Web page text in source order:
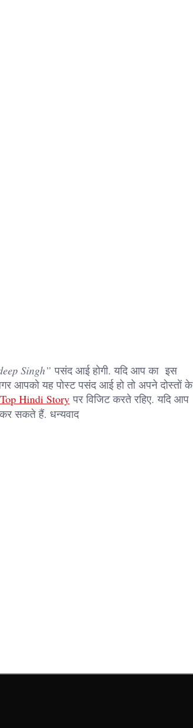
Singh” पसंद आई होगी. यदि आप का इस
आपको यह पोस्ट पसंद आई हो तो अपने दोस्तों के
Top Hindi Story पर विजिट करते रहिए. यदि आप
सकते हैं. धन्यवाद